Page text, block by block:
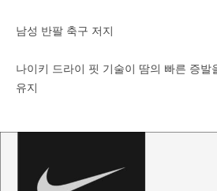
남성 반팔 축구 저지
나이키 드라이 핏 기술이 땀의 빠른 증발
유지